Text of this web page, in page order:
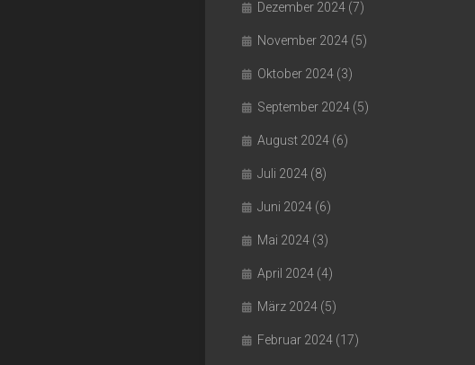
Dezember 2024 (7)
November 2024 (5)
Oktober 2024 (3)
September 2024 (5)
August 2024 (6)
Juli 2024 (8)
Juni 2024 (6)
Mai 2024 (3)
April 2024 (4)
März 2024 (5)
Februar 2024 (17)